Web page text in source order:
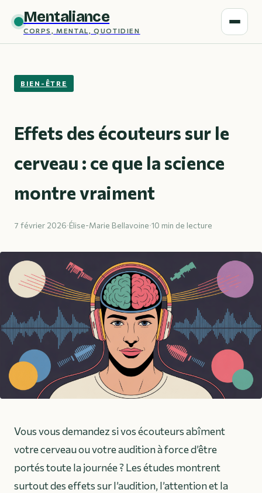
Mentaliance
CORPS, MENTAL, QUOTIDIEN
BIEN-ÊTRE
Effets des écouteurs sur le
cerveau : ce que la science
montre vraiment
7 février 2026·Élise-Marie Bellavoine·10 min de lecture
Vous vous demandez si vos écouteurs abîment
votre cerveau ou votre audition à force d’être
portés toute la journée ? Les études montrent
surtout des effets sur l’audition, l’attention et la